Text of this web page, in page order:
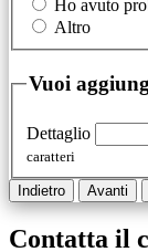
Ho avuto
Altro
Vuoi
Dettaglio
caratteri
Indietro Avanti
Contatta il